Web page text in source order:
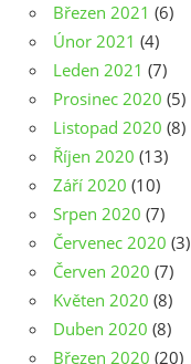
Březen 2021 (6)
Únor 2021 (4)
Leden 2021 (7)
Prosinec 2020 (5)
Listopad 2020 (8)
Říjen 2020 (13)
Září 2020 (10)
Srpen 2020 (7)
Červenec 2020 (3)
Červen 2020 (7)
Květen 2020 (8)
Duben 2020 (8)
Březen 2020 (20)